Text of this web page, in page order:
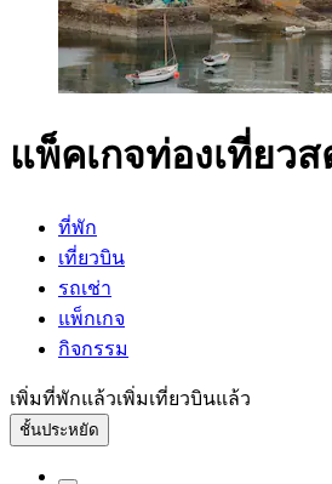
แพ็คเกจท่องเที่ยว
ที่พัก
เที่ยวบิน
รถเช่า
แพ็กเกจ
กิจกรรม
เพิ่มที่พักแล้วเพิ่มเที่ยวบินแล้ว
ชั้นประหยัด